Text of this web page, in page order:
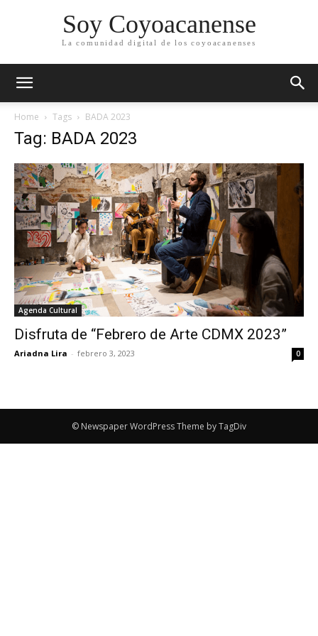
Soy Coyoacanense
La comunidad digital de los coyoacanenses
Home Tags BADA 2023
Tag: BADA 2023
Agenda Cultural
Disfruta de “Febrero de Arte CDMX 2023”
Ariadna Lira - febrero 3, 2023 0
© Newspaper WordPress Theme by TagDiv